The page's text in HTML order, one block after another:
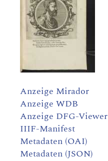
Anzeige Mirador
Anzeige WDB
Anzeige DFG-Viewer
IIIF-Manifest
Metadaten (OAI)
Metadaten (JSON)